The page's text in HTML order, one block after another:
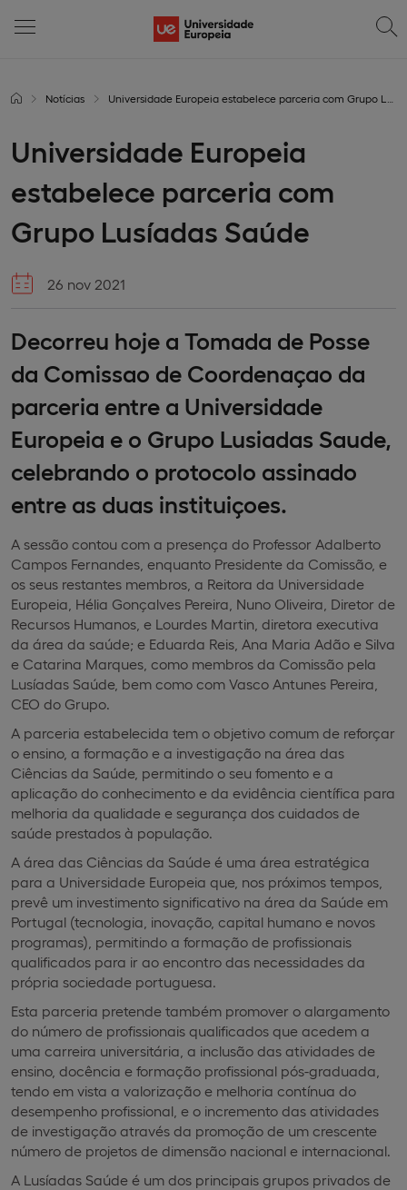
Notícias Universidade Europeia estabelece parceria com Grupo Lusíadas Saúde
Universidade Europeia
estabelece parceria com
Grupo Lusíadas Saúde
26 nov 2021
Decorreu hoje a Tomada de Posse
da Comissao de Coordenaçao da
parceria entre a Universidade
Europeia e o Grupo Lusiadas Saude,
celebrando o protocolo assinado
entre as duas instituiçoes.
A sessão contou com a presença do Professor Adalberto
Campos Fernandes, enquanto Presidente da Comissão, e
os seus restantes membros, a Reitora da Universidade
Europeia, Hélia Gonçalves Pereira, Nuno Oliveira, Diretor de
Recursos Humanos, e Lourdes Martin, diretora executiva
da área da saúde; e Eduarda Reis, Ana Maria Adão e Silva
e Catarina Marques, como membros da Comissão pela
Lusíadas Saúde, bem como com Vasco Antunes Pereira,
CEO do Grupo.
A parceria estabelecida tem o objetivo comum de reforçar
o ensino, a formação e a investigação na área das
Ciências da Saúde, permitindo o seu fomento e a
aplicação do conhecimento e da evidência científica para
melhoria da qualidade e segurança dos cuidados de
saúde prestados à população.
A área das Ciências da Saúde é uma área estratégica
para a Universidade Europeia que, nos próximos tempos,
prevê um investimento significativo na área da Saúde em
Portugal (tecnologia, inovação, capital humano e novos
programas), permitindo a formação de profissionais
qualificados para ir ao encontro das necessidades da
própria sociedade portuguesa.
Esta parceria pretende também promover o alargamento
do número de profissionais qualificados que acedem a
uma carreira universitária, a inclusão das atividades de
ensino, docência e formação profissional pós-graduada,
tendo em vista a valorização e melhoria contínua do
desempenho profissional, e o incremento das atividades
de investigação através da promoção de um crescente
número de projetos de dimensão nacional e internacional.
A Lusíadas Saúde é um dos principais grupos privados de